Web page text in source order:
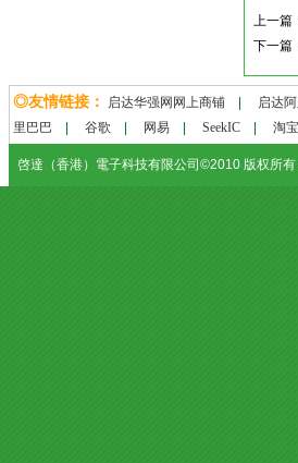
上一篇
下一篇
◎友情链接： 启达华强网网上商铺 启达
里巴巴
谷歌 网易 SeekIC 淘
啓達（香港）電子科技有限公司©2010 版权所